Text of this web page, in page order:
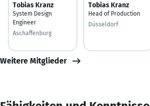
Tobias Kranz
System Design
Engineer
Aschaffenburg
Tobias Kranz
Head of Production
Düsseldorf
Weitere Mitglieder